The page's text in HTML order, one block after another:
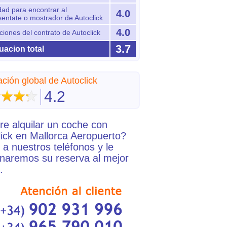
para encontrar al
o mostrador de Autoclick
4.0
del contrato de Autoclick 4.0
total 3.7
global de Autoclick
4.2
alquilar un coche con
en Mallorca Aeropuerto?
a nuestros teléfonos y le
su reserva al mejor